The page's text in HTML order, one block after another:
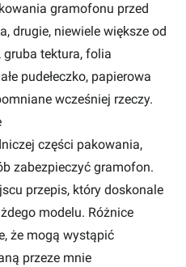
gramofonu przed
drugie, niewiele większe od
gruba tektura, folia
pudełeczko, papierowa
wcześniej rzeczy.
części pakowania,
zabezpieczyć gramofon.
przepis, który doskonale
modelu. Różnice
że mogą wystąpić
przeze mnie